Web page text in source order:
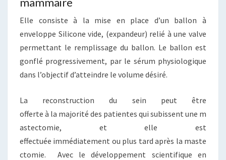
Elle consiste à la mise en place d’un ballon à
enveloppe Silicone vide, (expandeur) relié à une valve
permettant le remplissage du ballon. Le ballon est
gonflé progressivement, par le sérum physiologique
dans l’objectif d’atteindre le volume désiré.
La reconstruction du sein peut être
offerte à la majorité des patientes qui subissent une m
astectomie, et elle est
effectuée immédiatement ou plus tard après la maste
ctomie. Avec le développement scientifique en